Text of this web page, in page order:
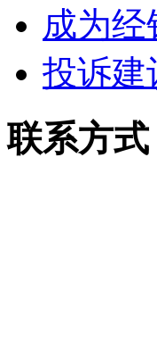
成为经
投诉建
联系方式